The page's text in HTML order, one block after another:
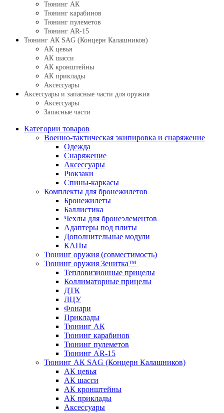
Тюнинг АК
Тюнинг карабинов
Тюнинг пулеметов
Тюнинг AR-15
Тюнинг АК SAG (Концерн Калашников)
АК цевья
АК шасси
АК кронштейны
АК приклады
Аксессуары
Аксессуары и запасные части для оружия
Аксессуары
Запасные части
Категории товаров
Военно-тактическая экипировка и снаряжение
Одежда
Снаряжение
Аксессуары
Рюкзаки
Спины-каркасы
Комплекты для бронежилетов
Бронежилеты
Баллистика
Чехлы для бронеэлементов
Адаптеры под плиты
Дополнительные модули
КАПы
Тюнинг оружия (совместимость)
Тюнинг оружия Зенитка™
Тепловизионные прицелы
Коллиматорные прицелы
ДТК
ЛЦУ
Фонари
Приклады
Тюнинг АК
Тюнинг карабинов
Тюнинг пулеметов
Тюнинг AR-15
Тюнинг АК SAG (Концерн Калашников)
АК цевья
АК шасси
АК кронштейны
АК приклады
Аксессуары